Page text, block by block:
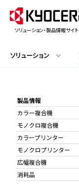
ソリューション・製品情報サイト
ソリューション
製品情報
カラー複合機
モノクロ複合機
カラープリンター
モノクロプリンター
広幅複合機
消耗品